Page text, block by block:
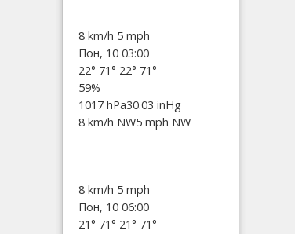
8 km/h 5 mph
Пон, 10 03:00
22° 71° 22° 71°
59%
1017 hPa30.03 inHg
8 km/h NW5 mph NW
8 km/h 5 mph
Пон, 10 06:00
21° 71° 21° 71°